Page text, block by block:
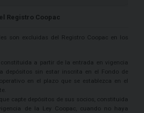
Registro Coopac
son excluidas del Registro Coopac en los
a partir de la entrada en vigencia
depósitos sin estar inscrita en el Fondo de
en el plazo que se establezca en el
capte depósitos de sus socios, constituida
de la Ley Coopac, cuando no haya